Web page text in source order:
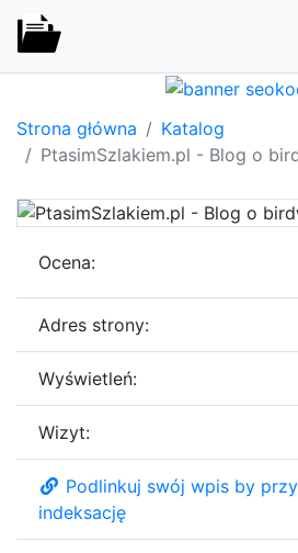
Strona główna
Katalog
PtasimSzlakiem.pl - Blog o
Ocena:
Adres strony:
Wyświetleń:
Wizyt:
Podlinkuj swój wpis by
indeksację